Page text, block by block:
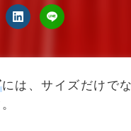
には、サイズだけで